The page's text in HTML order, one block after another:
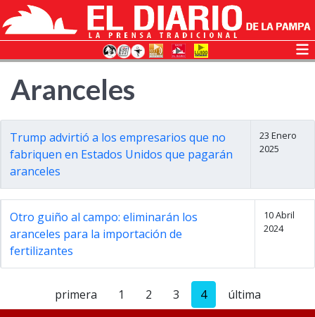
Aranceles
Trump advirtió a los empresarios que no
fabriquen en Estados Unidos que pagarán
aranceles
23 Enero
2025
Otro guiño al campo: eliminarán los
aranceles para la importación de
fertilizantes
10 Abril
2024
primera 1 2 3 4 última